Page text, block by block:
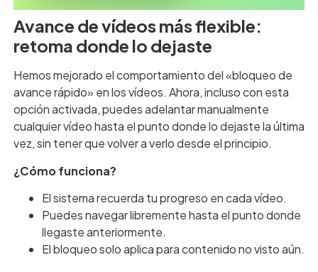
Avance de vídeos más flexible:
retoma donde lo dejaste
Hemos mejorado el comportamiento del «bloqueo de
avance rápido» en los vídeos. Ahora, incluso con esta
opción activada, puedes adelantar manualmente
cualquier vídeo hasta el punto donde lo dejaste la última
vez, sin tener que volver a verlo desde el principio.
¿Cómo funciona?
El sistema recuerda tu progreso en cada vídeo.
Puedes navegar libremente hasta el punto donde
llegaste anteriormente.
El bloqueo solo aplica para contenido no visto aún.